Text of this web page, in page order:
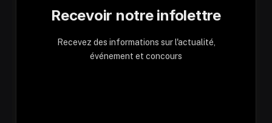
Recevoir notre infolettre
Recevez des informations sur l'actualité,
événement et concours